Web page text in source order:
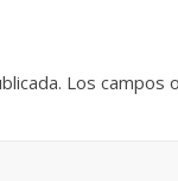
Los campos